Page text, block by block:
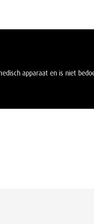
apparaat en is niet